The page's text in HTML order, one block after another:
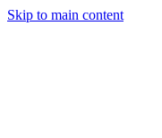
Skip to main content